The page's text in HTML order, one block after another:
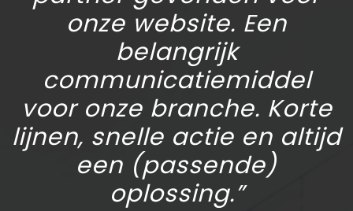
onze website. Een
belangrijk
communicatiemiddel
voor onze branche. Korte
lijnen, snelle actie en altijd
een (passende)
oplossing.”